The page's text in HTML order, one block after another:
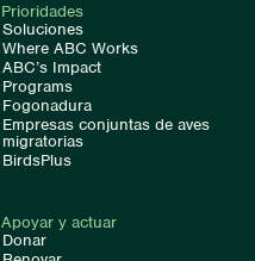
Prioridades
Soluciones
Where ABC Works
ABC’s Impact
Programs
Fogonadura
Empresas conjuntas de aves
migratorias
BirdsPlus
Apoyar y actuar
Donar